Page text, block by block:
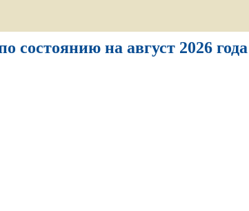
состоянию на август 2026 года